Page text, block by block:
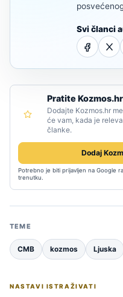
Svi članci
Pratite
Dodajte Kozmos.hr
će vam, kada je
članke.
Dodaj
Potrebno je biti prijavljen na Google
trenutku.
TEME
CMB kozmos Ljuska
NASTAVI ISTRAŽIVATI